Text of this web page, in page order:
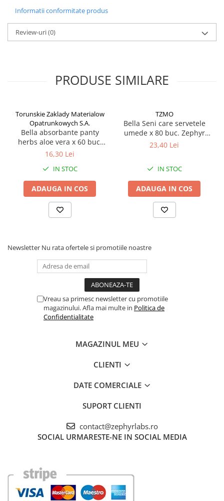
Informatii conformitate produs
Review-uri(0)
PRODUSE SIMILARE
Torunskie Zaklady Materialow
Opatrunkowych S.A.
Bella absorbante panty
herbs aloe vera x 60 buc.
Zephyr Labs
16,30 Lei
IN STOC
ADAUGA IN COS
TZMO
Bella Seni care servetele
umede x 80 buc. Zephyr
Labs
23,40 Lei
IN STOC
ADAUGA IN COS
Newsletter Nu rata ofertele si promotiile noastre
Vreau sa primesc newsletter cu promotiile
magazinului. Afla mai multe in Politica de
Confidentialitate
MAGAZINUL MEU
CLIENTI
DATE COMERCIALE
SUPORT CLIENTI
contact@zephyrlabs.ro
SOCIAL URMARESTE-NE IN SOCIAL MEDIA